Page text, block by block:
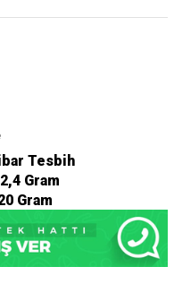
Tesbih
Gram
Gram